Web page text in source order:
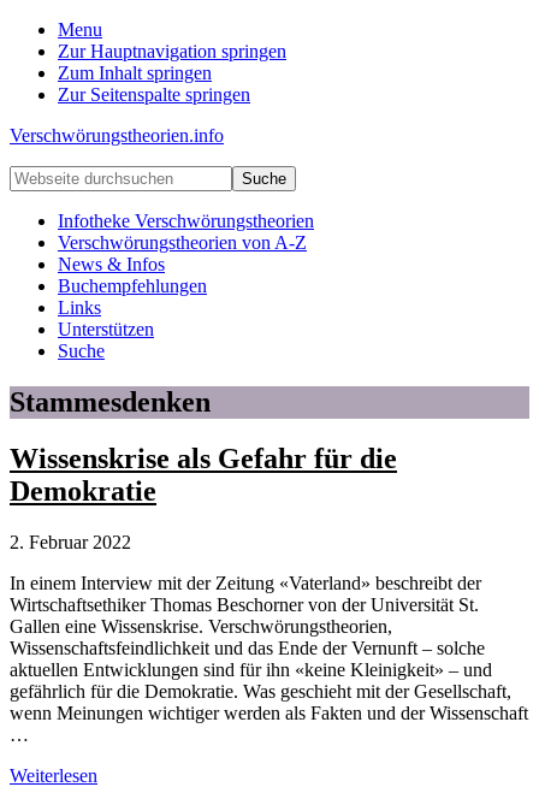
Menu
Zur Hauptnavigation springen
Zum Inhalt springen
Zur Seitenspalte springen
Verschwörungstheorien.info
Beiträge
zu
Merkmalen,
Funktionen
Risiken
konspirationistischen
Denkens
Webseite
durchsuchen
Infotheke Verschwörungstheorien
Verschwörungstheorien von A-Z
News & Infos
Buchempfehlungen
Links
Unterstützen
Suche
Stammesdenken
Wissenskrise als Gefahr für die
Demokratie
2. Februar 2022
In einem Interview mit der Zeitung «Vaterland» beschreibt der
Wirtschaftsethiker Thomas Beschorner von der Universität St.
Gallen eine Wissenskrise. Verschwörungstheorien,
Wissenschaftsfeindlichkeit und das Ende der Vernunft – solche
aktuellen Entwicklungen sind für ihn «keine Kleinigkeit» – und
gefährlich für die Demokratie. Was geschieht mit der Gesellschaft,
wenn Meinungen wichtiger werden als Fakten und der Wissenschaft
…
Wissenskrise
Weiterlesen